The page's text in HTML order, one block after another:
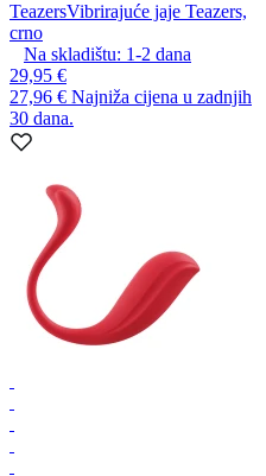
TeazersVibrirajuće jaje Teazers,
crno
Na skladištu: 1-2 dana
29,95 €
27,96 € Najniža cijena u zadnjih
30 dana.